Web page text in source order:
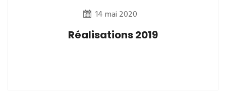
14 mai 2020
Réalisations 2019